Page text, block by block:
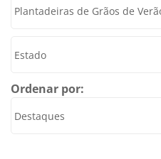
Ordenar por: